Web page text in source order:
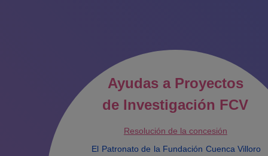
Ayudas a Proyectos
de Investigación FCV
Resolución de la concesión
El Patronato de la Fundación Cuenca Villoro